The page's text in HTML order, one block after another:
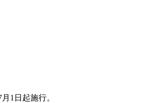
1日起施行。